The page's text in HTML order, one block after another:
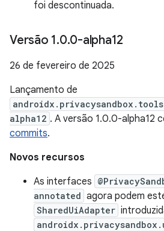
foi descontinuada.
Versão 1.0.0-alpha12
26 de fevereiro de 2025
Lançamento de
alpha12 . A versão 1.0.0-alpha12
commits.
Novos recursos
As interfaces
annotated agora podem
SharedUiAdapter